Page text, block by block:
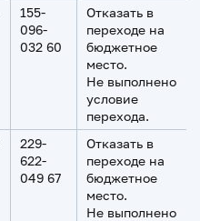
155-
096-
032 60
Отказать в
переходе на
бюджетное
место.
Не выполнено
условие
перехода.
229-
622-
049 67
Отказать в
переходе на
бюджетное
место.
Не выполнено